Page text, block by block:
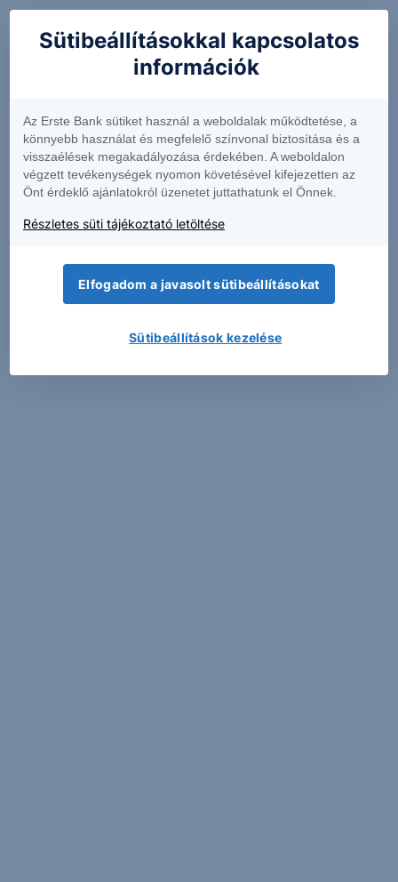
Hétfő
aug. 10.
(év eleje
óta,
milliárd
Ft) (HU)
előző:
-3382.2
Sütibeállításokkal kapcsolatos
információk
Az Erste Bank sütiket használ a weboldalak működtetése, a
könnyebb használat és megfelelő színvonal biztosítása és a
visszaélések megakadályozása érdekében. A weboldalon
végzett tevékenységek nyomon követésével kifejezetten az
Önt érdeklő ajánlatokról üzenetet juttathatunk el Önnek.
Részletes süti tájékoztató letöltése
Elfogadom a javasolt sütibeállításokat
Sütibeállítások kezelése